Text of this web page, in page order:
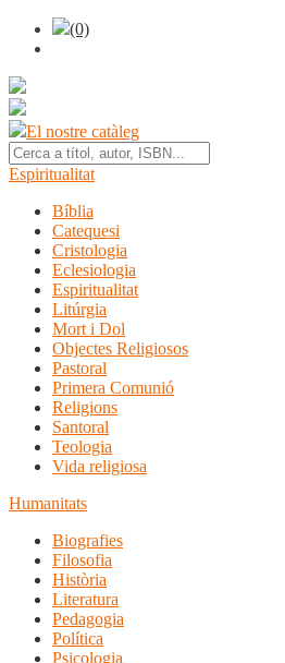
(0)
El nostre catàleg
Espiritualitat
Bíblia
Catequesi
Cristologia
Eclesiologia
Espiritualitat
Litúrgia
Mort i Dol
Objectes Religiosos
Pastoral
Primera Comunió
Religions
Santoral
Teologia
Vida religiosa
Humanitats
Biografies
Filosofia
Història
Literatura
Pedagogia
Política
Psicologia